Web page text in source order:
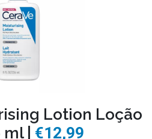
Lotion Loção
| €12,99